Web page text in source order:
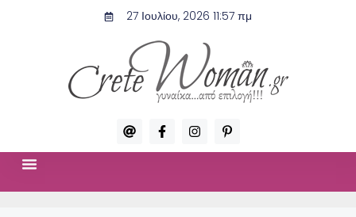
27 Ιουλίου, 2026 11:57 πμ
A
t
F
a
c
I
n
s
P
i
n